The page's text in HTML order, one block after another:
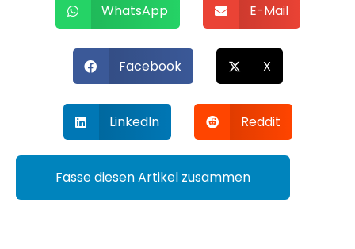
WhatsApp E-Mail
Facebook X
LinkedIn Reddit
Fasse diesen Artikel zusammen